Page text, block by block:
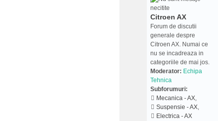
Citroen AX
Forum de discutii
generale despre
Citroen AX. Numai ce
nu se incadreaza in
categoriile de mai jos.
Moderator: Echipa
Tehnica
Subforumuri:
Mecanica - AX,
Suspensie - AX,
Electrica - AX